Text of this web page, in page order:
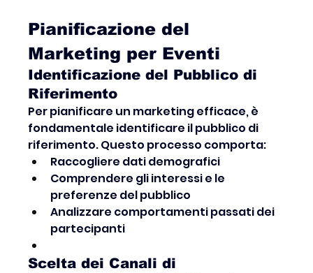
Pianificazione del
Marketing per Eventi
Identificazione del Pubblico di
Riferimento
Per pianificare un marketing efficace, è
fondamentale identificare il pubblico di
riferimento. Questo processo comporta:
Raccogliere dati demografici
Comprendere gli interessi e le
preferenze del pubblico
Analizzare comportamenti passati dei
partecipanti
Scelta dei Canali di